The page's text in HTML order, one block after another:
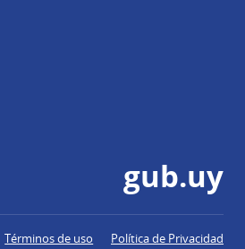
gub.uy
Términos de uso Política de Privacidad